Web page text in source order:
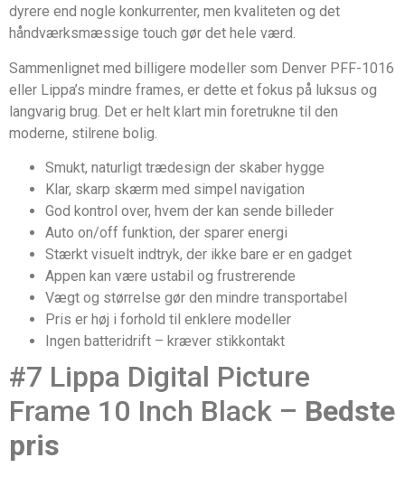
dyrere end nogle konkurrenter, men kvaliteten og det
håndværksmæssige touch gør det hele værd.
Sammenlignet med billigere modeller som Denver PFF-1016
eller Lippa’s mindre frames, er dette et fokus på luksus og
langvarig brug. Det er helt klart min foretrukne til den
moderne, stilrene bolig.
Smukt, naturligt trædesign der skaber hygge
Klar, skarp skærm med simpel navigation
God kontrol over, hvem der kan sende billeder
Auto on/off funktion, der sparer energi
Stærkt visuelt indtryk, der ikke bare er en gadget
Appen kan være ustabil og frustrerende
Vægt og størrelse gør den mindre transportabel
Pris er høj i forhold til enklere modeller
Ingen batteridrift – kræver stikkontakt
#7 Lippa Digital Picture
Frame 10 Inch Black – Bedste
pris